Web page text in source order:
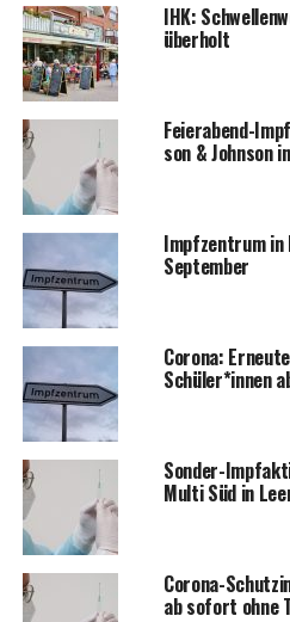
IHK:
überholt
Fei­er­abend-
son & John­son
Impf­zen­trum in
September
Coro­na:
Schüler*innen
Son­der-
Mul­ti Süd in
Coro­na-
ab sofort ohne